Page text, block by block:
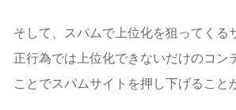
そして、スパムで上位化を狙ってくる
正行為では上位化できないだけのコン
ことでスパムサイトを押し下げること